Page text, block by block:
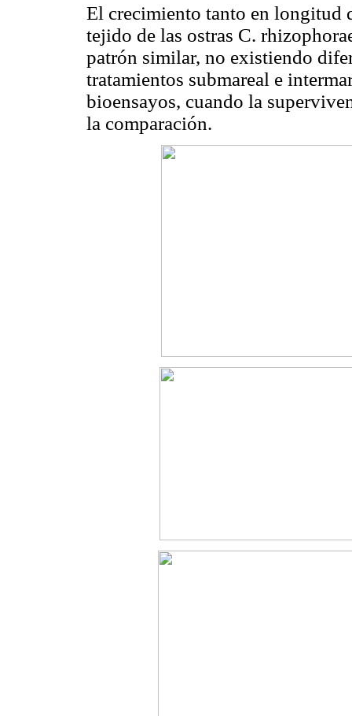
El crecimiento tanto en longitud
tejido de las ostras C.
patrón similar, no existiendo
tratamientos submareal e
bioensayos, cuando la
la comparación.